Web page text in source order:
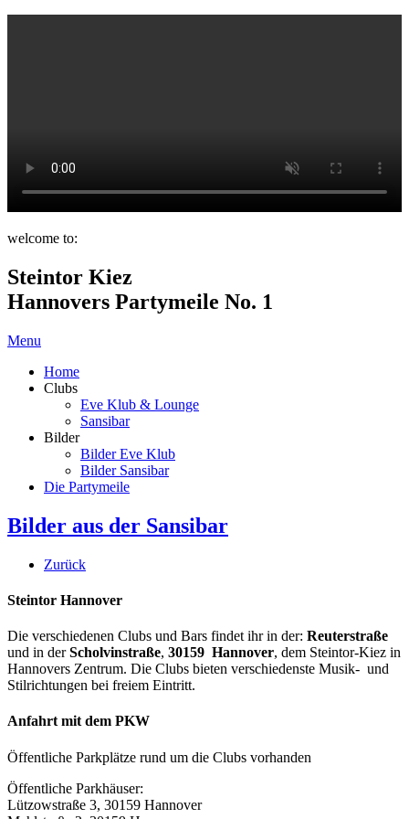
welcome to:
Steintor Kiez
Hannovers Partymeile No. 1
Menu
Home
Clubs
Eve Klub & Lounge
Sansibar
Bilder
Bilder Eve Klub
Bilder Sansibar
Die Partymeile
Bilder aus der Sansibar
Zurück
Steintor Hannover
Die verschiedenen Clubs und Bars findet ihr in der: Reuterstraße
und in derScholvinstraße, 30159 Hannover, dem Steintor-Kiez in
Hannovers Zentrum. Die Clubs bieten verschiedenste Musik- und
Stilrichtungen bei freiem Eintritt.
Anfahrt mit dem PKW
Öffentliche Parkplätze rund um die Clubs vorhanden
Öffentliche Parkhäuser:
Lützowstraße 3, 30159 Hannover